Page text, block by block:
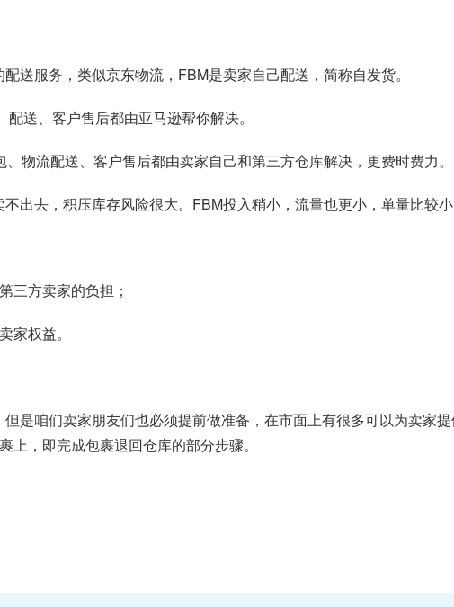
送服务，类似京东物流，FBM是卖家自己配送，简称自发货。
送、客户售后都由亚马逊帮你解决。
物流配送、客户售后都由卖家自己和第三方仓库解决，更费时费力。
出去，积压库存风险很大。FBM投入稍小，流量也更小，单量比较小
三方卖家的负担；
家权益。
是咱们卖家朋友们也必须提前做准备，在市面上有很多可以为卖家
，即完成包裹退回仓库的部分步骤。